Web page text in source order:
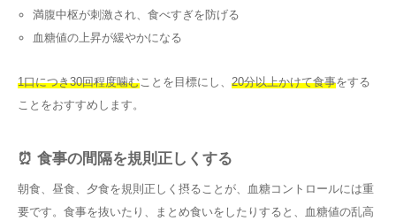
満腹中枢が刺激され、食べすぎを防げる
血糖値の上昇が緩やかになる
1口につき30回程度噛むことを目標にし、 20分以上かけて食事をする
ことをおすすめします。
⏰ 食事の間隔を規則正しくする
朝食、昼食、夕食を規則正しく摂ることが、血糖コントロールには重
要です。食事を抜いたり、まとめ食いをしたりすると、血糖値の乱高